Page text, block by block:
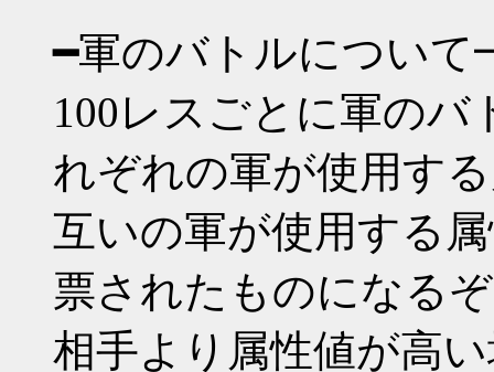
━軍のバトルについ
100レスごとに軍の
れぞれの軍が使用す
互いの軍が使用する
票されたものになる
相手より属性値が高